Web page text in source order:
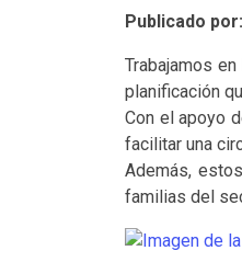
Publicado por:
Trabajamos
planificación
Con el apoyo
facilitar una
Además,
familias del